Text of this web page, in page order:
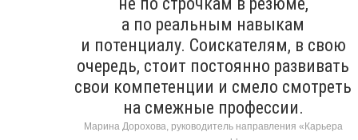
а по реальным навыкам
и потенциалу. Соискателям, в свою
очередь, стоит постоянно развивать
свои компетенции и смело смотреть
на смежные профессии.
Марина Дорохова, руководитель направления «Карьера